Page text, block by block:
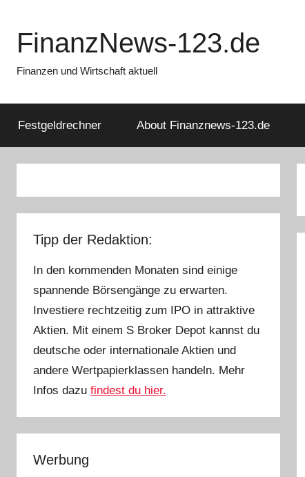
springen
FinanzNews-123.de
Finanzen und Wirtschaft aktuell
Festgeldrechner About Finanznews-123.de
Tipp der Redaktion:
In den kommenden Monaten sind einige
spannende Börsengänge zu erwarten.
Investiere rechtzeitig zum IPO in attraktive
Aktien. Mit einem S Broker Depot kannst du
deutsche oder internationale Aktien und
andere Wertpapierklassen handeln. Mehr
Infos dazu findest du hier.
Werbung